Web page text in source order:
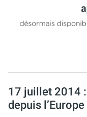
17 juillet 2014
depuis